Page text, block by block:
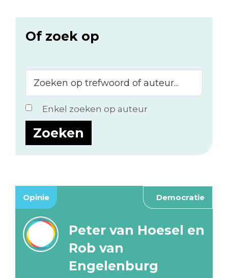
Of zoek op
op
trefwoord
of
auteur...
Enkel zoeken op auteur
Opinie Democratie
Peter van Hoesel en
Rob van
Engelenburg